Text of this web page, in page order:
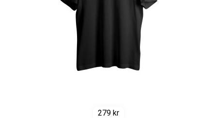
279 kr